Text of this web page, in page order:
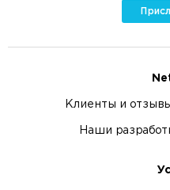
Клиенты и
Наши